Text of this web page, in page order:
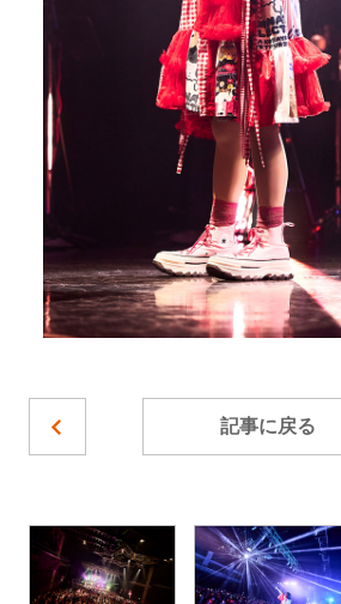
記事に戻る